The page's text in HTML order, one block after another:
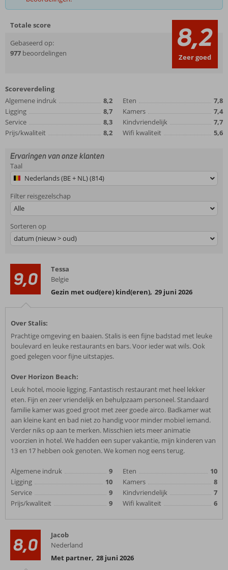
Totale score
Gebaseerd op:
977 beoordelingen 8,2
Zeer goed
Scoreverdeling
Algemene indruk
8,2
Ligging
8,7
Service
8,3
Prijs/kwaliteit
8,2
Eten
7,8
Kamers
7,4
Kindvriendelijk
7,7
Wifi kwaliteit
5,6
Ervaringen van onze klanten
Taal
Nederlands (BE + NL) (814)
Filter reisgezelschap
Alle
Sorteren op
datum (nieuw > oud)
9,0
Tessa
Belgie
Gezin met oud(ere) kind(eren), 29 juni 2026
Over Stalis:
Prachtige omgeving en baaien. Stalis is een fijne badstad met leuke
boulevard en leuke restaurants en bars. Voor ieder wat wils. Ook
goed gelegen voor fijne uitstapjes.
Over Horizon Beach:
Leuk hotel, mooie ligging. Fantastisch restaurant met heel lekker
eten. Fijn en zeer vriendelijk en behulpzaam personeel. Standaard
familie kamer was goed groot met zeer goede airco. Badkamer wat
aan kleine kant en bad niet zo handig voor minder mobiel iemand.
Verder niks op aan te merken. Misschien iets meer animatie
voorzien in hotel. We hadden een super vakantie, mijn kinderen van
13 en 17 hebben ook genoten. We komen nog eens terug.
Algemene indruk
9
Ligging
10
Service
9
Prijs/kwaliteit
9
Eten
10
Kamers
8
Kindvriendelijk
7
Wifi kwaliteit
6
8,0
Jacob
Nederland
Met partner, 28 juni 2026